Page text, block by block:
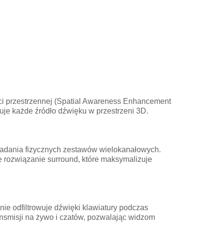
przestrzennej (Spatial Awareness Enhancement
każde źródło dźwięku w przestrzeni 3D.
fizycznych zestawów wielokanałowych.
rozwiązanie surround, które maksymalizuje
odfiltrowuje dźwięki klawiatury podczas
na żywo i czatów, pozwalając widzom